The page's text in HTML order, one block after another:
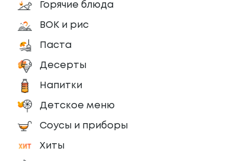
Горячие блюда
ВОК и рис
Паста
Десерты
Напитки
Детское меню
Соусы и приборы
Хиты